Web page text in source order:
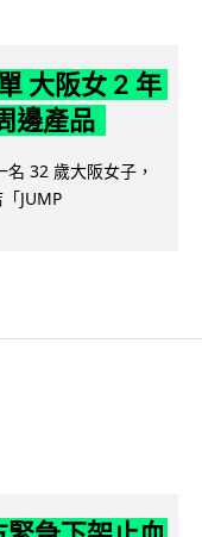
大阪女 2 年
邊產品
32 歲大阪女子，
JUMP